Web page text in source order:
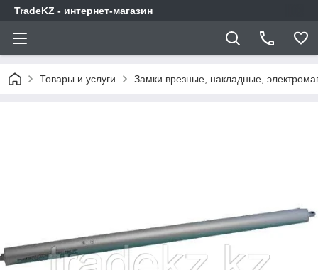
TradeKZ - интернет-магазин
Товары и услуги Замки врезные, накладные,